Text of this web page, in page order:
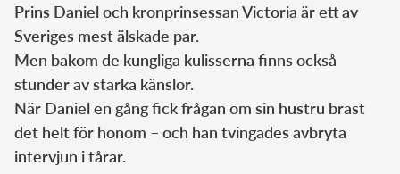
Prins Daniel och kronprinsessan Victoria är ett av
Sveriges mest älskade par.
Men bakom de kungliga kulisserna finns också
stunder av starka känslor.
När Daniel en gång fick frågan om sin hustru brast
det helt för honom – och han tvingades avbryta
intervjun i tårar.